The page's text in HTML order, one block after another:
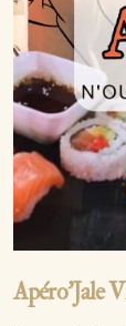
Apéro’Jale